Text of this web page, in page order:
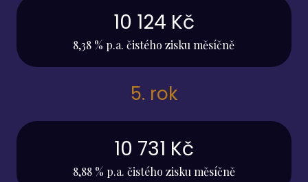
10 124 Kč
8,38 % p.a. čistého zisku měsíčně
5. rok
10 731 Kč
8,88 % p.a. čistého zisku měsíčně